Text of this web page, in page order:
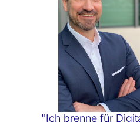
"Ich brenne für